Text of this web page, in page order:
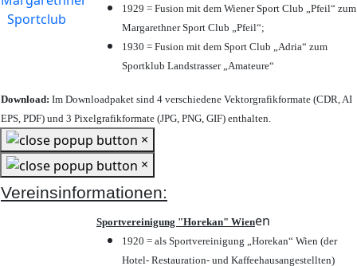
1929 = Fusion mit dem Wiener Sport Club „Pfeil“ zum
Margarethner Sport Club „Pfeil“;
1930 = Fusion mit dem Sport Club „Adria“ zum
Sportklub Landstrasser „Amateure“
Download: Im Downloadpaket sind 4 verschiedene Vektorgrafikformate (CDR, AI
EPS, PDF) und 3 Pixelgrafikformate (JPG, PNG, GIF) enthalten.
×
×
Vereinsinformationen:
Sportvereinigung "Horekan" Wienen
1920 = als Sportvereinigung „Horekan“ Wien (der
Hotel- Restauration- und Kaffeehausangestellten)